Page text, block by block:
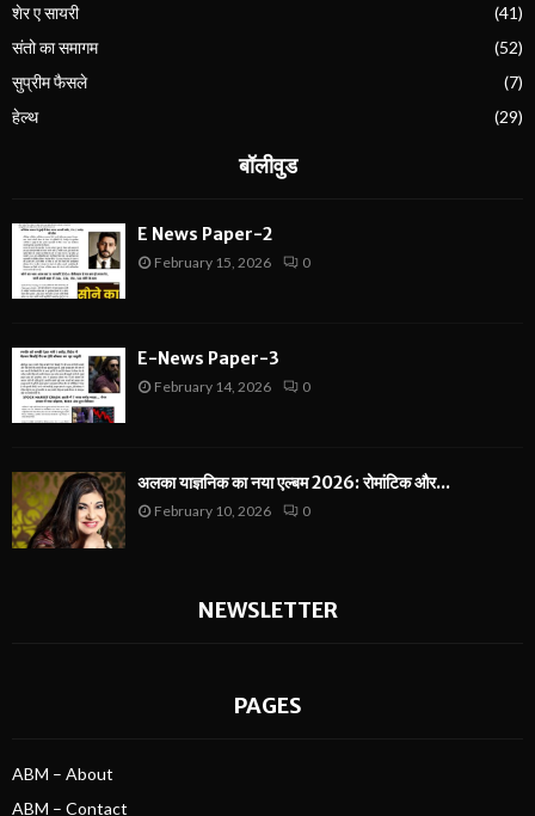
शेर ए सायरी
(41)
संतो का समागम
(52)
सुप्रीम फैसले
(7)
हेल्थ
(29)
बॉलीवुड
E News Paper-2
February 15, 2026 0
E-News Paper-3
February 14, 2026 0
अलका याज्ञनिक का नया एल्बम 2026: रोमांटिक और...
February 10, 2026 0
NEWSLETTER
PAGES
ABM – About
ABM – Contact